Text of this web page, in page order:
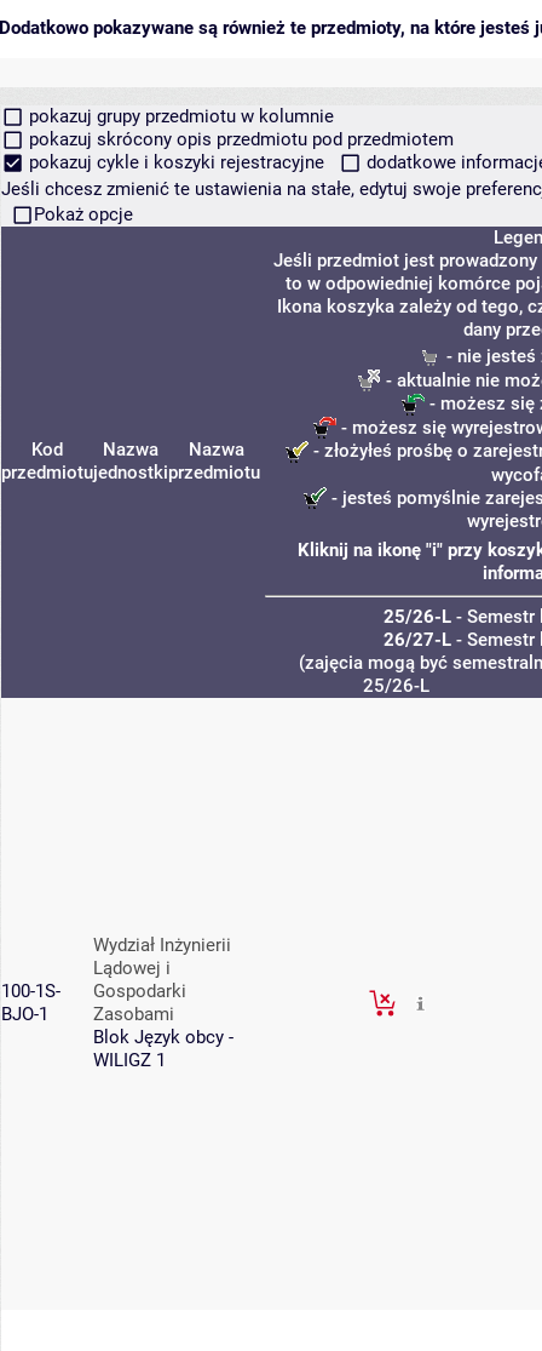
Dodatkowo pokazywane są również te przedmioty, na które jesteś
pokazuj grupy przedmiotu w kolumnie
pokazuj skrócony opis przedmiotu pod przedmiotem
pokazuj cykle i koszyki rejestracyjne
dodatkowe
Jeśli chcesz zmienić te ustawienia na stałe, edytuj swoje
Pokaż opcje
Kod
przedmiotu
Nazwa
jednostki
Nazwa
przedmiotu
Jeśli przedmiot jest prowadzony
to w odpowiedniej komórce
Ikona koszyka zależy od tego,
dany
- nie jesteś
- aktualnie nie
- możesz się
- możesz się
- złożyłeś prośbę o
- jesteś pomyślnie
Kliknij na ikonę "i" przy
25/26-L- Semestr
26/27-L- Semestr
(zajęcia mogą być
25/26-L
100-1S-
BJO-1
Wydział Inżynierii
Lądowej i
Gospodarki
Zasobami
Blok Język obcy -
WILIGZ 1